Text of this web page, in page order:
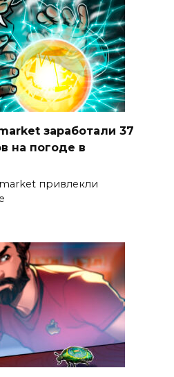
заработали 37
на погоде в
привлекли